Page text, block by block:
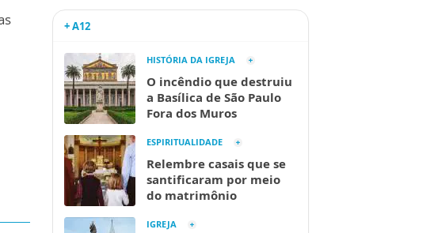
+ A12
HISTÓRIA DA IGREJA
O incêndio que destruiu
a Basílica de São Paulo
Fora dos Muros
ESPIRITUALIDADE
Relembre casais que se
santificaram por meio
do matrimônio
IGREJA